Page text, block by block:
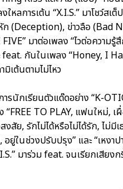
หลการเต้น “X.I.S.” มาโชว์สเ
หัก (Deception), ข่าวลือ (Bad
มาต่อเพลง “ไวต่อความรู้
กันในเพลง “Honey, I
มิเต้นตามไม่ไหว
นักเรียนตัวแด๊ดอย่าง “K-
TO PLAY, แฟนใหม่, เ
สัย, รักไม่ได้หรือไม่ได้รัก, ไม่มีเ
ยู่ในช่วงปรับปรุง” และ “เหงาป
มาร่วม feat. จนเรียกเสียง